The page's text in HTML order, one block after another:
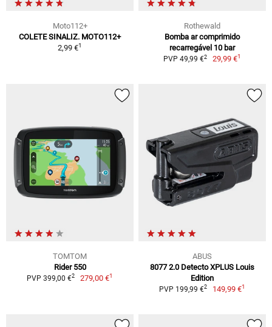
Moto112+
COLETE SINALIZ. MOTO112+
2,99 €1
Rothewald
Bomba ar comprimido
recarregável 10 bar
PVP 49,99 €2 29,99 €1
TOMTOM
Rider 550
PVP 399,00 €2 279,00 €1
ABUS
8077 2.0 Detecto XPLUS Louis
Edition
PVP 199,99 €2 149,99 €1